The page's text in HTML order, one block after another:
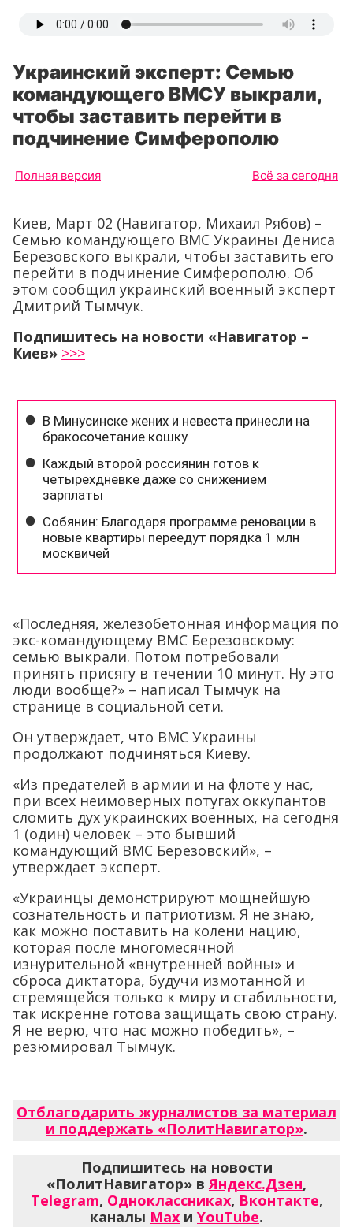
Украинский эксперт: Семью
командующего ВМСУ выкрали,
чтобы заставить перейти в
подчинение Симферополю
Полная версия Всё за сегодня
Киев, Март 02 (Навигатор, Михаил Рябов) –
Семью командующего ВМС Украины Дениса
Березовского выкрали, чтобы заставить его
перейти в подчинение Симферополю. Об
этом сообщил украинский военный эксперт
Дмитрий Тымчук.
Подпишитесь на новости «Навигатор –
Киев» >>>
«Последняя, железобетонная информация по
экс-командующему ВМС Березовскому:
семью выкрали. Потом потребовали
принять присягу в течении 10 минут. Ну это
люди вообще?» – написал Тымчук на
странице в социальной сети.
Он утверждает, что ВМС Украины
продолжают подчиняться Киеву.
«Из предателей в армии и на флоте у нас,
при всех неимоверных потугах оккупантов
сломить дух украинских военных, на сегодня
1 (один) человек – это бывший
командующий ВМС Березовский», –
утверждает эксперт.
«Украинцы демонстрируют мощнейшую
сознательность и патриотизм. Я не знаю,
как можно поставить на колени нацию,
которая после многомесячной
изнурительной «внутренней войны» и
сброса диктатора, будучи измотанной и
стремящейся только к миру и стабильности,
так искренне готова защищать свою страну.
Я не верю, что нас можно победить», –
резюмировал Тымчук.
Отблагодарить журналистов за материал
и поддержать «ПолитНавигатор».
Подпишитесь на новости
«ПолитНавигатор» вЯндекс.Дзен,
Telegram, Одноклассниках, Вконтакте,
каналы Max и YouTube.